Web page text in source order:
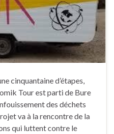
cinquantaine d’étapes,
Tour est parti de Bure
des déchets
va à la rencontre de la
qui luttent contre le